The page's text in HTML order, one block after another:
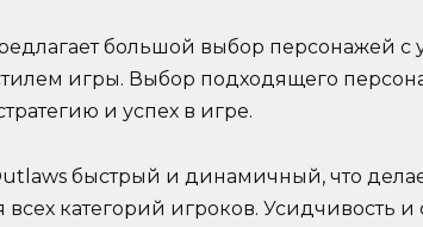
большой выбор персонажей
игры. Выбор подходящего
и успех в игре.
быстрый и динамичный, что
категорий игроков. Усидчивость и